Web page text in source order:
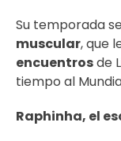
Su temporada
muscular, que
encuentrosde
tiempo al
Raphinha, el